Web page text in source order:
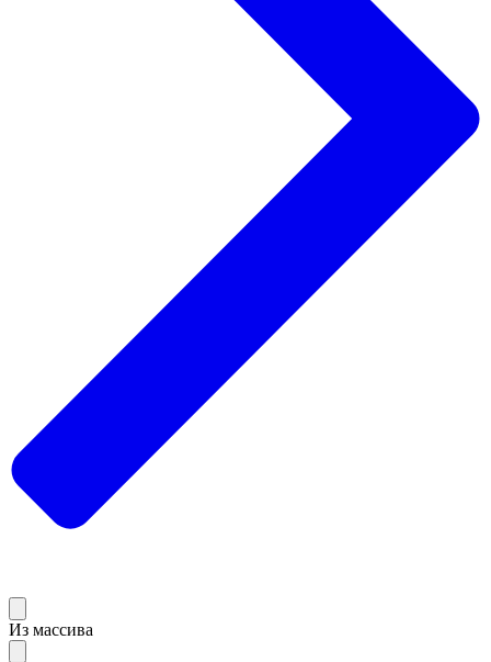
Из массива